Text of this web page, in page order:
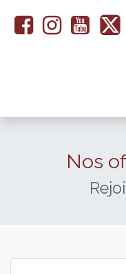
Nos